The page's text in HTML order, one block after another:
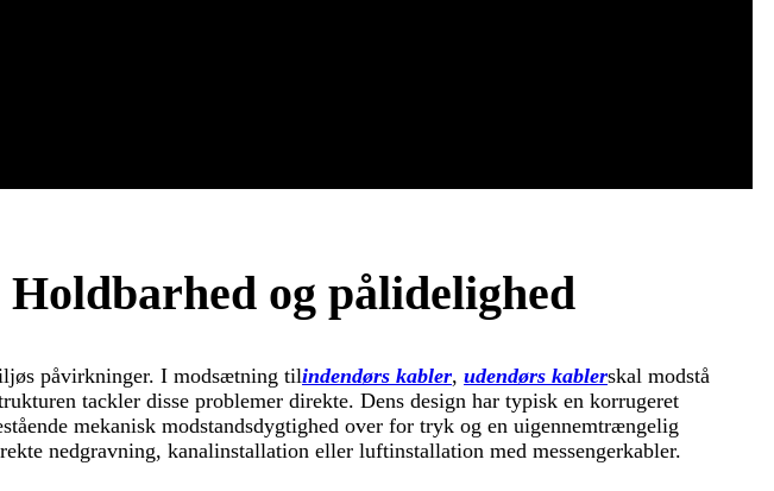
og pålidelighed
påvirkninger. I modsætning tilindendørs kabler, udendørs kablerskal modstå
tackler disse problemer direkte. Dens design har typisk en korrugeret
mekanisk modstandsdygtighed over for tryk og en uigennemtrængelig
nedgravning, kanalinstallation eller luftinstallation med messengerkabler.